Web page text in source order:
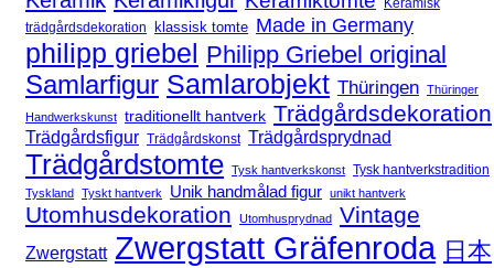
Keramisk
trädgårdsdekoration
klassisk tomte Made in Germany
philipp griebel Philipp Griebel original
Samlarfigur Samlarobjekt Thüringen Thüringer
Handwerkskunst traditionellt hantverk Trädgårdsdekoration
Trädgårdsfigur Trädgårdskonst Trädgårdsprydnad
Trädgårdstomte Tysk hantverkskonst Tysk hantverkstradition
Tyskland Tyskt hantverk Unik handmålad figur unikt hantverk
Utomhusdekoration Utomhusprydnad Vintage
Zwergstatt Zwergstatt Gräfenroda 日本